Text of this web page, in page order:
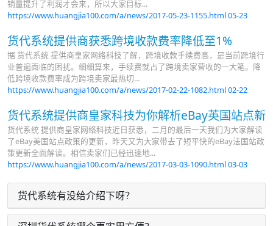
销量提升了利润才会来，所以大家目标...
https://www.huangjia100.com/a/news/2017-05-23-1155.html05-23
货代系统提供商获悉跨境收款费率降低至1%
据 货代系统 提供商皇家网络科技了解，跨境收款手续费高，是当前跨境行
业普遍面临的困扰。细细算来，手续费就占了跨境卖家营收的一大笔。降
低跨境收款费率成为跨境卖家最热切...
https://www.huangjia100.com/a/news/2017-02-22-1082.html02-22
货代系统提供商皇家科技为你解析eBay英国站点新
货代系统 提供商皇家网络科技近日获悉，二月的最后一天我们为大家解读
了eBay美国站点政策的更新，昨天又为大家带去了短平快的eBay法国站政
策更新全面解读。相信卖家们已经迅速地...
https://www.huangjia100.com/a/news/2017-03-03-1090.html03-03
货代系统有没给介绍下呀？